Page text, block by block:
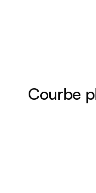
Courbe